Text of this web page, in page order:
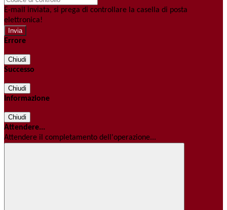
E-mail inviata, si prega di controllare la casella di posta
elettronica!
Errore
Chiudi
Successo
Chiudi
Informazione
Chiudi
Attendere...
Attendere il completamento dell'operazione...